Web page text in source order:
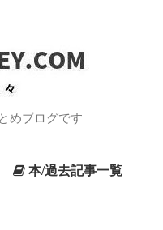
めブログです
本/過去記事一覧